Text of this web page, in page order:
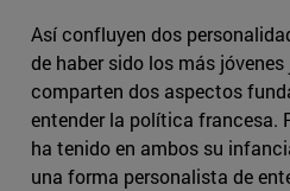
Así confluyen dos
de haber sido los más
comparten dos aspectos
entender la política francesa.
ha tenido en ambos su
una forma personalista de